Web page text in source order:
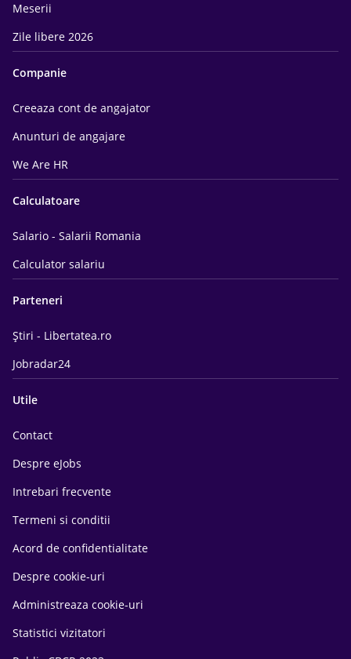
Meserii
Zile libere 2026
Companie
Creeaza cont de angajator
Anunturi de angajare
We Are HR
Calculatoare
Salario - Salarii Romania
Calculator salariu
Parteneri
Știri - Libertatea.ro
Jobradar24
Utile
Contact
Despre eJobs
Intrebari frecvente
Termeni si conditii
Acord de confidentialitate
Despre cookie-uri
Administreaza cookie-uri
Statistici vizitatori